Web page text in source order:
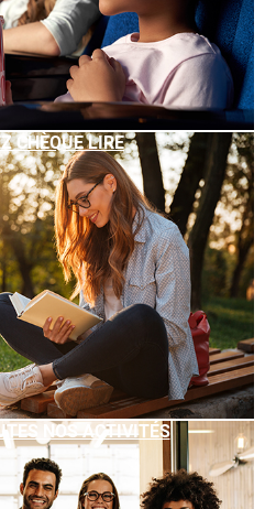
CHÈQUE LIRE
NOS ACTIVITÉS